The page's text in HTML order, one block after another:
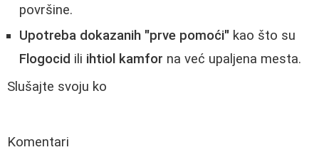
površine.
Upotreba dokazanih "prve pomoći" kao što su
Flogocid ili ihtiol kamfor na već upaljena mesta.
Slušajte svoju ko
Komentari